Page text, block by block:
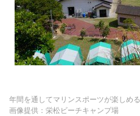
年間を通してマリンスポーツが楽しめる
画像提供：栄松ビーチキャンプ場